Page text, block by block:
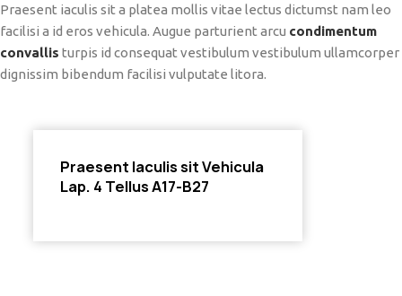
Praesent iaculis sit a platea mollis vitae lectus dictumst nam leo
facilisi a id eros vehicula. Augue parturient arcu condimentum
convallis turpis id consequat vestibulum vestibulum ullamcorper
dignissim bibendum facilisi vulputate litora.
Praesent Iaculis sit Vehicula
Lap. 4 Tellus A17-B27